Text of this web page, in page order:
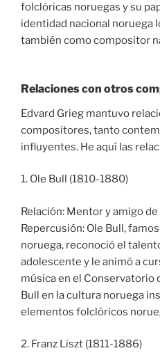
folclóricas noruegas y su
identidad nacional noruega
también como compositor
Relaciones con otros
Edvard Grieg mantuvo
compositores, tanto
influyentes. He aquí las
1. Ole Bull (1810-1880)
Relación: Mentor y amigo
Repercusión: Ole Bull,
noruega, reconoció el
adolescente y le animó a
música en el Conservatorio
Bull en la cultura noruega
elementos folclóricos
2. Franz Liszt (1811-1886)